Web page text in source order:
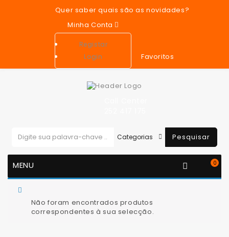
Quer saber quais são as novidades?
Minha Conta
Registar
Login
Favoritos
0
Pesquisar
MENU
Não foram encontrados produtos
correspondentes à sua selecção.